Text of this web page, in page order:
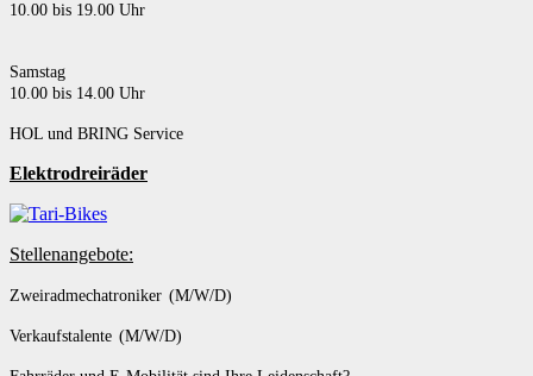
10.00 bis 19.00 Uhr
Samstag
10.00 bis 14.00 Uhr
HOL und BRING Service
Elektrodreiräder
Stellenangebote:
Zweiradmechatroniker (M/W/D)
Verkaufstalente (M/W/D)